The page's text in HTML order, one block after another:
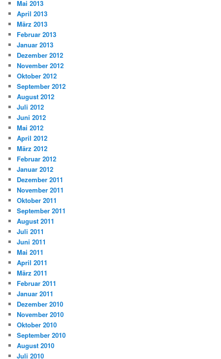
Mai 2013
April 2013
März 2013
Februar 2013
Januar 2013
Dezember 2012
November 2012
Oktober 2012
September 2012
August 2012
Juli 2012
Juni 2012
Mai 2012
April 2012
März 2012
Februar 2012
Januar 2012
Dezember 2011
November 2011
Oktober 2011
September 2011
August 2011
Juli 2011
Juni 2011
Mai 2011
April 2011
März 2011
Februar 2011
Januar 2011
Dezember 2010
November 2010
Oktober 2010
September 2010
August 2010
Juli 2010